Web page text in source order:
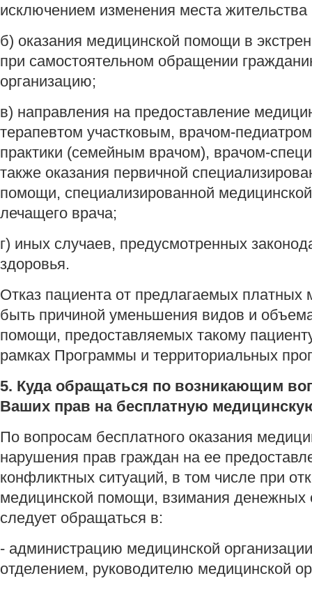
исключением изменения места
б) оказания медицинской помощи в
при самостоятельном обращении
организацию;
в) направления на предоставление
терапевтом участковым, врачом-
практики (семейным врачом), врачом-
также оказания первичной
помощи, специализированной
лечащего врача;
г) иных случаев, предусмотренных
здоровья.
Отказ пациента от предлагаемых платных
быть причиной уменьшения видов и
помощи, предоставляемых такому
рамках Программы и территориальных
5. Куда обращаться по возникающим
Ваших прав на бесплатную
По вопросам бесплатного оказания
нарушения прав граждан на ее
конфликтных ситуаций, в том числе при
медицинской помощи, взимания денежных
следует обращаться в:
- администрацию медицинской
отделением, руководителю медицинской